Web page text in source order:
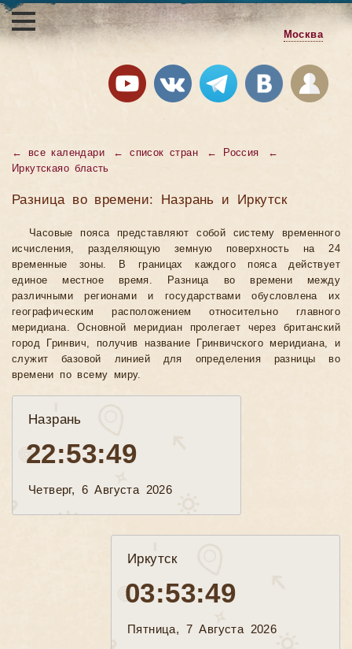
Москва
← все календари ←список стран ← Россия
←
Иркутскаяо бласть
Разница во времени: Назрань и Иркутск
Часовые пояса представляют собой систему временного
исчисления, разделяющую земную поверхность на 24
временные зоны. В границах каждого пояса действует
единое местное время. Разница во времени между
различными регионами и государствами обусловлена их
географическим расположением относительно главного
меридиана. Основной меридиан пролегает через британский
город Гринвич, получив название Гринвичского меридиана, и
служит базовой линией для определения разницы во
времени по всему миру.
Назрань
22:53:51
Четверг, 6 Августа 2026
Иркутск
03:53:51
Пятница, 7 Августа 2026